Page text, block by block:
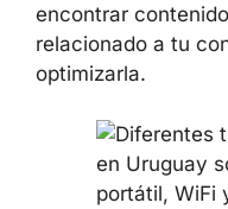
encontrar
relacionado a tu
optimizarla.